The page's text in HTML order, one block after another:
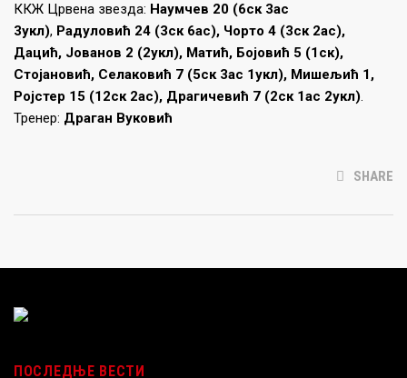
ККЖ Црвена звезда: Наумчев 20 (6ск 3ас
3укл), Радуловић 24 (3ск 6ас), Чорто 4 (3ск 2ас),
Дацић, Јованов 2 (2укл), Матић, Бојовић 5 (1ск),
Стојановић, Селаковић 7 (5ск 3ас 1укл), Мишељић 1,
Ројстер 15 (12ск 2ас), Драгичевић 7 (2ск 1ас 2укл).
Тренер: Драган Вуковић
SHARE
ПОСЛЕДЊЕ ВЕСТИ